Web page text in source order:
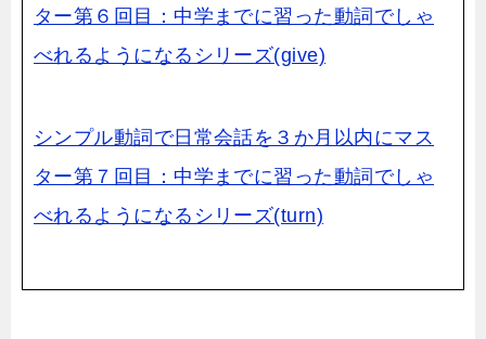
ター第６回目：中学までに習った動詞でしゃ
べれるようになるシリーズ(give)
シンプル動詞で日常会話を３か月以内にマス
ター第７回目：中学までに習った動詞でしゃ
べれるようになるシリーズ(turn)